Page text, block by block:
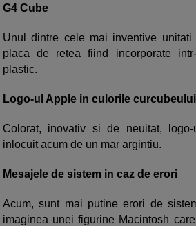
G4 Cube
Unul dintre cele mai inventive
placa de retea fiind incorporate
plastic.
Logo-ul Apple in culorile curcubeului
Colorat, inovativ si de neuitat,
inlocuit acum de un mar argintiu.
Mesajele de sistem in caz de erori
Acum, sunt mai putine erori de
imaginea unei figurine Macintosh